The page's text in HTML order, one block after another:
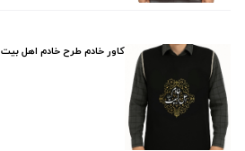
کاور خادم طرح خادم اهل بیت